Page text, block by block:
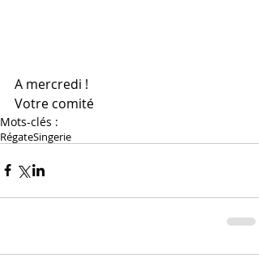
A mercredi !
Votre comité
Mots-clés :
RégateSingerie